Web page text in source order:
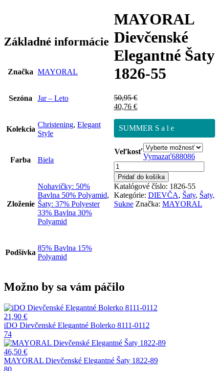
MAYORAL
Dievčenské
Elegantné Šaty
1826-55
50,95€
40,76 €
SUMMER S a l e
Veľkosť
Vymazať688086
množstvo
MAYORAL
Dievčenské
Elegantné
Šaty
1826-
Pridať do košíka
Katalógové číslo: 1826-55
Kategórie: DIEVČA, Šaty, Šaty,
Sukne Značka: MAYORAL
Základné informácie
Značka MAYORAL
Sezóna Jar – Leto
Kolekcia
Christening, Elegant
Style
Farba Biela
Zloženie
Nohavičky: 50%
Bavlna 50% Polyamid,
Šaty: 37% Polyester
33% Bavlna 30%
Polyamid
Podšívka
85% Bavlna 15%
Polyamid
Možno by sa vám páčilo
21,90 €
iDO Dievčenské Elegantné Bolerko 8111-0112
74
46,50 €
MAYORAL Dievčenské Elegantné Šaty 1822-89
80